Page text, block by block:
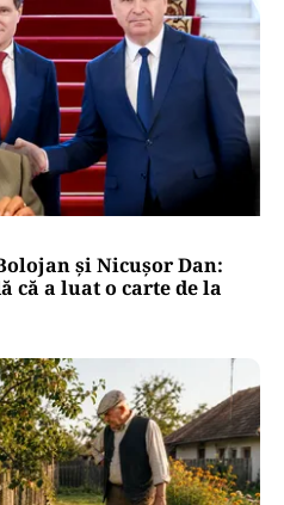
și Nicușor Dan:
că a luat o carte de la